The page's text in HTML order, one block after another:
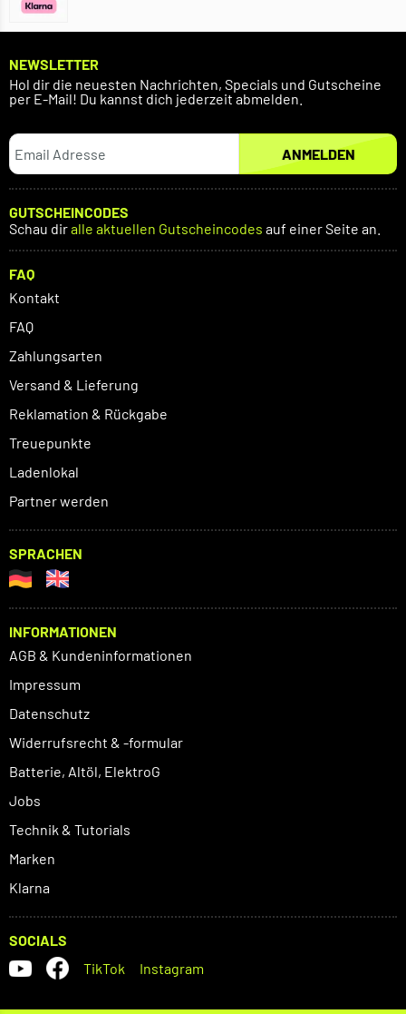
NEWSLETTER
Hol dir die neuesten Nachrichten, Specials und Gutscheine
per E-Mail! Du kannst dich jederzeit abmelden.
ANMELDEN
GUTSCHEINCODES
Schau diralle aktuellen Gutscheincodes auf einer Seite an.
FAQ
Kontakt
FAQ
Zahlungsarten
Versand & Lieferung
Reklamation & Rückgabe
Treuepunkte
Ladenlokal
Partner werden
SPRACHEN
INFORMATIONEN
AGB & Kundeninformationen
Impressum
Datenschutz
Widerrufsrecht & -formular
Batterie, Altöl, ElektroG
Jobs
Technik & Tutorials
Marken
Klarna
SOCIALS
TikTok
Instagram